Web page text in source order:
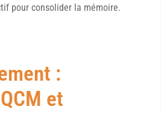
pour consolider la mémoire.
:
et